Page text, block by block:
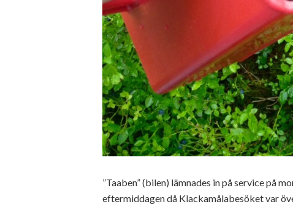
”Taaben” (bilen) lämnades in på service på
eftermiddagen då Klackamålabesöket var